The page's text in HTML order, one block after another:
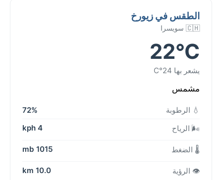
الطقس في زيورخ
🇨🇭 سويسرا
22°C
يشعر بها 24°C
مشمس
💧 الرطوبة
72%
🌬️ الرياح
4 kph
🌡️ الضغط 1015 mb
👁️ الرؤية 10.0 km